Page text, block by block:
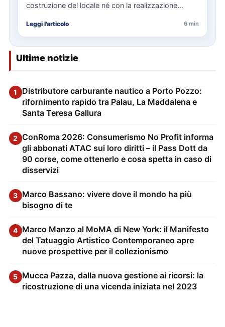
costruzione del locale né con la realizzazione
Leggi l'articolo 6 min
Ultime notizie
1
Distributore carburante nautico a Porto Pozzo:
rifornimento rapido tra Palau, La Maddalena e
Santa Teresa Gallura
2 ConRoma 2026: Consumerismo No Profit informa
gli abbonati ATAC sui loro diritti – il Pass Dott da
90 corse, come ottenerlo e cosa spetta in caso di
disservizi
3 Marco Bassano: vivere dove il mondo ha più
bisogno di te
4 Marco Manzo al MoMA di New York: il Manifesto
del Tatuaggio Artistico Contemporaneo apre
nuove prospettive per il collezionismo
5 Mucca Pazza, dalla nuova gestione ai ricorsi: la
ricostruzione di una vicenda iniziata nel 2023